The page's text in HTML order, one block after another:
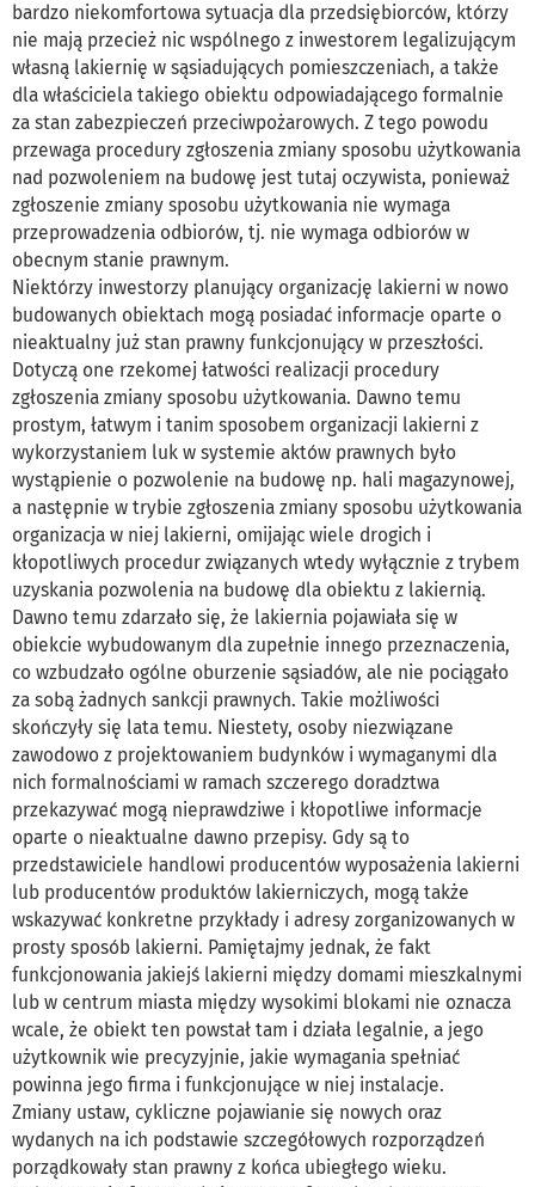
bardzo niekomfortowa sytuacja dla przedsiębiorców, którzy
nie mają przecież nic wspólnego z inwestorem legalizującym
własną lakiernię w sąsiadujących pomieszczeniach, a także
dla właściciela takiego obiektu odpowiadającego formalnie
za stan zabezpieczeń przeciwpożarowych. Z tego powodu
przewaga procedury zgłoszenia zmiany sposobu użytkowania
nad pozwoleniem na budowę jest tutaj oczywista, ponieważ
zgłoszenie zmiany sposobu użytkowania nie wymaga
przeprowadzenia odbiorów, tj. nie wymaga odbiorów w
obecnym stanie prawnym.
Niektórzy inwestorzy planujący organizację lakierni w nowo
budowanych obiektach mogą posiadać informacje oparte o
nieaktualny już stan prawny funkcjonujący w przeszłości.
Dotyczą one rzekomej łatwości realizacji procedury
zgłoszenia zmiany sposobu użytkowania. Dawno temu
prostym, łatwym i tanim sposobem organizacji lakierni z
wykorzystaniem luk w systemie aktów prawnych było
wystąpienie o pozwolenie na budowę np. hali magazynowej,
a następnie w trybie zgłoszenia zmiany sposobu użytkowania
organizacja w niej lakierni, omijając wiele drogich i
kłopotliwych procedur związanych wtedy wyłącznie z trybem
uzyskania pozwolenia na budowę dla obiektu z lakiernią.
Dawno temu zdarzało się, że lakiernia pojawiała się w
obiekcie wybudowanym dla zupełnie innego przeznaczenia,
co wzbudzało ogólne oburzenie sąsiadów, ale nie pociągało
za sobą żadnych sankcji prawnych. Takie możliwości
skończyły się lata temu. Niestety, osoby niezwiązane
zawodowo z projektowaniem budynków i wymaganymi dla
nich formalnościami w ramach szczerego doradztwa
przekazywać mogą nieprawdziwe i kłopotliwe informacje
oparte o nieaktualne dawno przepisy. Gdy są to
przedstawiciele handlowi producentów wyposażenia lakierni
lub producentów produktów lakierniczych, mogą także
wskazywać konkretne przykłady i adresy zorganizowanych w
prosty sposób lakierni. Pamiętajmy jednak, że fakt
funkcjonowania jakiejś lakierni między domami mieszkalnymi
lub w centrum miasta między wysokimi blokami nie oznacza
wcale, że obiekt ten powstał tam i działa legalnie, a jego
użytkownik wie precyzyjnie, jakie wymagania spełniać
powinna jego firma i funkcjonujące w niej instalacje.
Zmiany ustaw, cykliczne pojawianie się nowych oraz
wydanych na ich podstawie szczegółowych rozporządzeń
porządkowały stan prawny z końca ubiegłego wieku.